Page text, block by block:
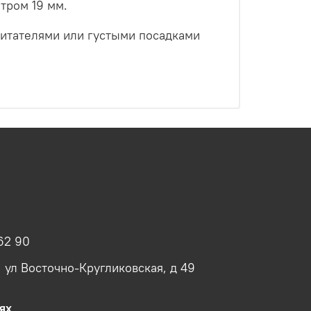
19 мм.
или густыми посадками
90
Восточно-Кругликовская, д 49